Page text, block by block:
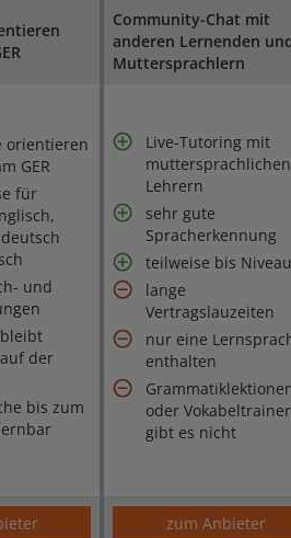
Community-Chat mit
anderen Lernenden
Muttersprachlern
orientieren
GER
für
und
der
bis zum
Live-Tutoring mit
muttersprachlichen
Lehrern
sehr gute
Spracherkennung
teilweise bis Niveau
lange
Vertragslauzeiten
nur eine
enthalten
oder Vokabeltrainer
gibt es nicht
zum Anbieter